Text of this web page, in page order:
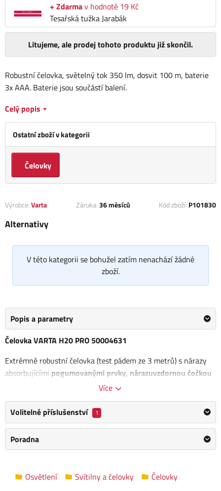
+ Zdarmav hodnotě 19 Kč
Tesařská tužka Jarabák
Ostatní zboží v kategorii
Čelovky
Robustní čelovka, světelný tok 350 lm, dosvit 100 m, baterie
3x AAA. Baterie jsou součástí balení.
Celý popis
Litujeme, ale prodej tohoto produktu již skončil.
Výrobce:Varta Záruka:36 měsíců Kód zboží: P101830
Alternativy
V této kategorii se bohužel zatím nenachází žádné
zboží.
Popis a parametry
Čelovka VARTA H20 PRO 50004631
Extrémně robustní čelovka (test pádem ze 3 metrů) s nárazy
absorbujícími pogumovanými prvky, nárazuvzdornou čočkou
nárazuvzdorná IK08
2 světelné módy: plný a úsporný
Svítivost 350 lm
Dosvit 100 m
Více
Volitelné příslušenství 1
Poradna
Osvětlení Svítilny a čelovky Čelovky